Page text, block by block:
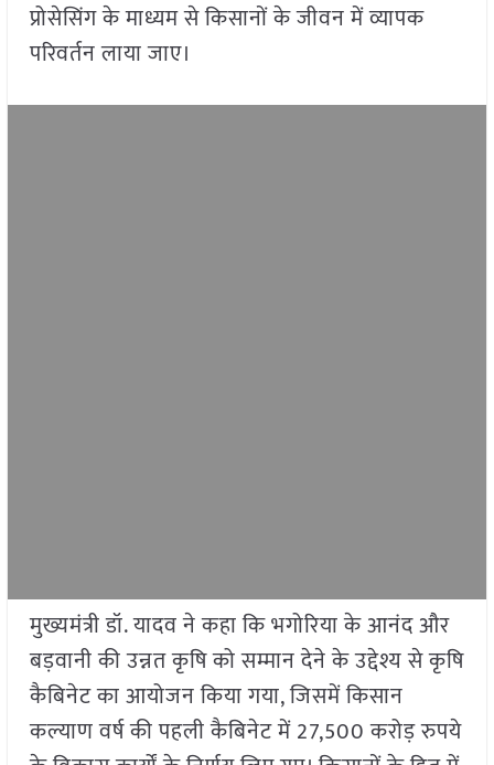
प्रोसेसिंग के माध्यम से किसानों के जीवन में व्यापक
परिवर्तन लाया जाए।
मुख्यमंत्री डॉ. यादव ने कहा कि भगोरिया के आनंद और
बड़वानी की उन्नत कृषि को सम्मान देने के उद्देश्य से कृषि
कैबिनेट का आयोजन किया गया, जिसमें किसान
कल्याण वर्ष की पहली कैबिनेट में 27,500 करोड़ रुपये